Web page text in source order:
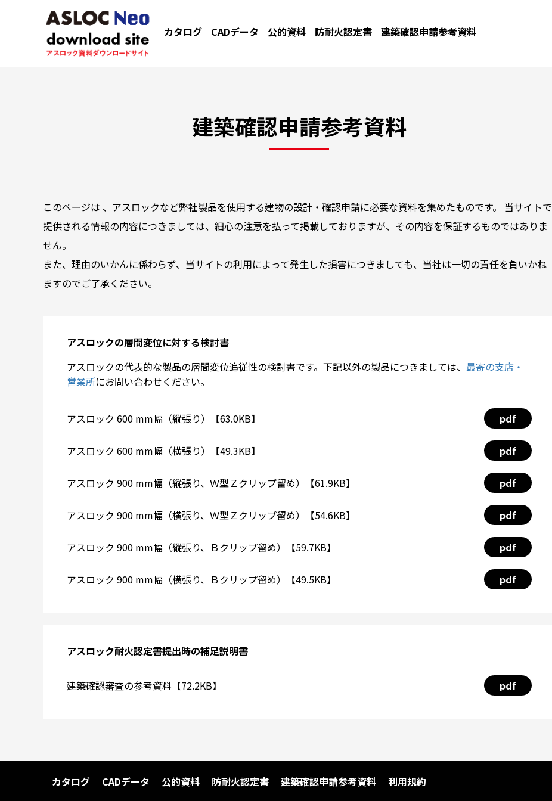
カタログ CADデータ 公的資料 防耐火認定書 建築確認申請参考資料
建築確認申請参考資料
このページは 、アスロックなど弊社製品を使用する建物の設計・確認申請に必要な資料を集めたものです。 当サイトで
提供される情報の内容につきましては、細心の注意を払って掲載しておりますが、その内容を保証するものではありま
せん。
また、理由のいかんに係わらず、当サイトの利用によって発生した損害につきましても、当社は一切の責任を負いかね
ますのでご了承ください。
アスロックの層間変位に対する検討書
アスロックの代表的な製品の層間変位追従性の検討書です。下記以外の製品につきましては、 最寄の支店・
営業所にお問い合わせください。
アスロック 600 mm幅（縦張り）【63.0KB】 pdf
アスロック 600 mm幅（横張り）【49.3KB】 pdf
アスロック 900 mm幅（縦張り、Ｗ型Ｚクリップ留め）【61.9KB】 pdf
アスロック 900 mm幅（横張り、Ｗ型Ｚクリップ留め）【54.6KB】 pdf
アスロック 900 mm幅（縦張り、Ｂクリップ留め）【59.7KB】 pdf
アスロック 900 mm幅（横張り、Ｂクリップ留め）【49.5KB】 pdf
アスロック耐火認定書提出時の補足説明書
建築確認審査の参考資料【72.2KB】 pdf
カタログ CADデータ 公的資料 防耐火認定書 建築確認申請参考資料 利用規約